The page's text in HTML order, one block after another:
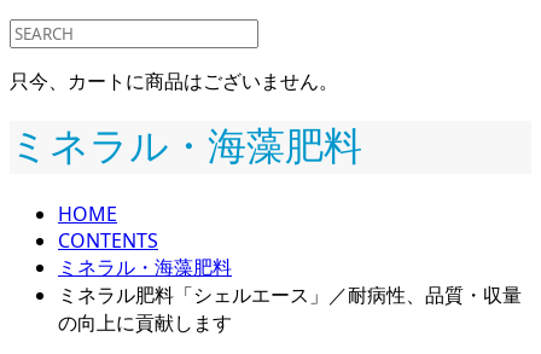
只今、カートに商品はございません。
ミネラル・海藻肥料
HOME
CONTENTS
ミネラル・海藻肥料
ミネラル肥料「シェルエース」／耐病性、品質・収量
の向上に貢献します